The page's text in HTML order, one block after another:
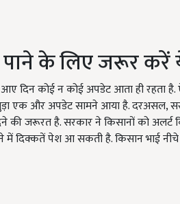
के लिए जरूर करें
दिन कोई न कोई अपडेट आता ही रहता
एक और अपडेट सामने आया है. दरअसल,
की जरूरत है. सरकार ने किसानों को अलर्ट
में दिक्कतें पेश आ सकती है. किसान भाई